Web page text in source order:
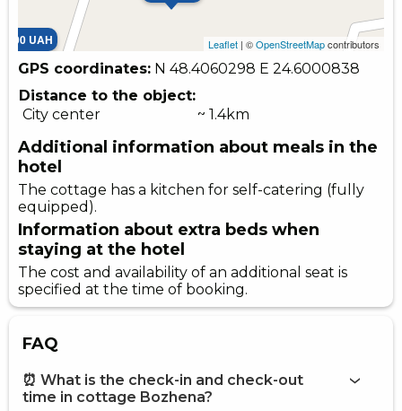
4500 UAH Leaflet | ©OpenStreetMapcontributors
GPS coordinates: N 48.4060298 E 24.6000838
Distance to the object:
City center
~ 1.4km
Additional information about meals in the
hotel
The cottage has a kitchen for self-catering (fully
equipped).
Information about extra beds when
staying at the hotel
The cost and availability of an additional seat is
specified at the time of booking.
FAQ
⏰ What is the check-in and check-out
time in cottage Bozhena?